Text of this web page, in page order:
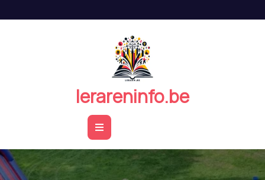
de
lerareninfo.be
Open
Button